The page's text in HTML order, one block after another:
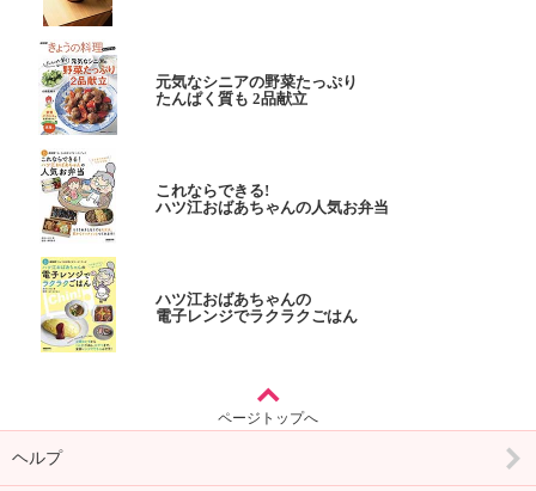
元気なシニアの野菜たっぷり
たんぱく質も 2品献立
これならできる!
ハツ江おばあちゃんの人気お弁当
ハツ江おばあちゃんの
電子レンジでラクラクごはん
ページトップへ
ヘルプ